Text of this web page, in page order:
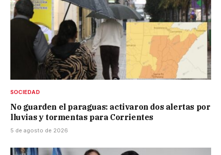
SOCIEDAD
No guarden el paraguas: activaron dos alertas por
lluvias y tormentas para Corrientes
5 de agosto de 2026